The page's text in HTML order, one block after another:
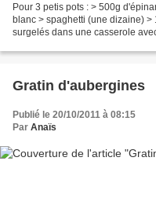
Pour 3 petis pots : > 500g
blanc > spaghetti (une dizaine) >
surgelés dans une casserole
Gratin d'aubergines
Publié le 20/10/2011 à 08:15
Par Anaïs